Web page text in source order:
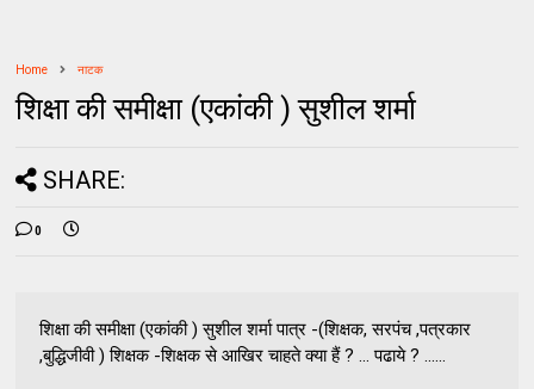
Home नाटक
शिक्षा की समीक्षा (एकांकी ) सुशील शर्मा
SHARE:
0
शिक्षा की समीक्षा (एकांकी ) सुशील शर्मा पात्र -(शिक्षक, सरपंच ,पत्रकार
,बुद्धिजीवी ) शिक्षक -शिक्षक से आखिर चाहते क्या हैं ? ... पढाये ? ......